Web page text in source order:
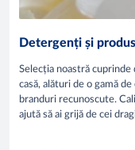
Detergenți și
Selecția noastră
casă, alături de o gamă
branduri recunoscute.
ajută să ai grijă de cei